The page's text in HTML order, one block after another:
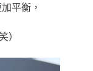
平衡，
）